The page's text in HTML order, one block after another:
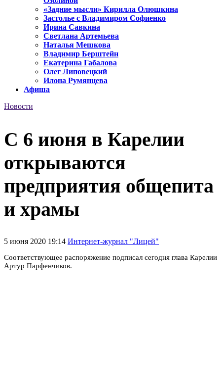
«Задние мысли» Кирилла Олюшкина
Застолье с Владимиром Софиенко
Ирина Савкина
Светлана Артемьева
Наталья Мешкова
Владимир Берштейн
Екатерина Габалова
Олег Липовецкий
Илона Румянцева
Афиша
Новости
С 6 июня в Карелии
открываются
предприятия общепита
и храмы
5 июня 2020 19:14 Интернет-журнал "Лицей"
Соответствующее распоряжение подписал сегодня глава Карелии
Артур Парфенчиков.